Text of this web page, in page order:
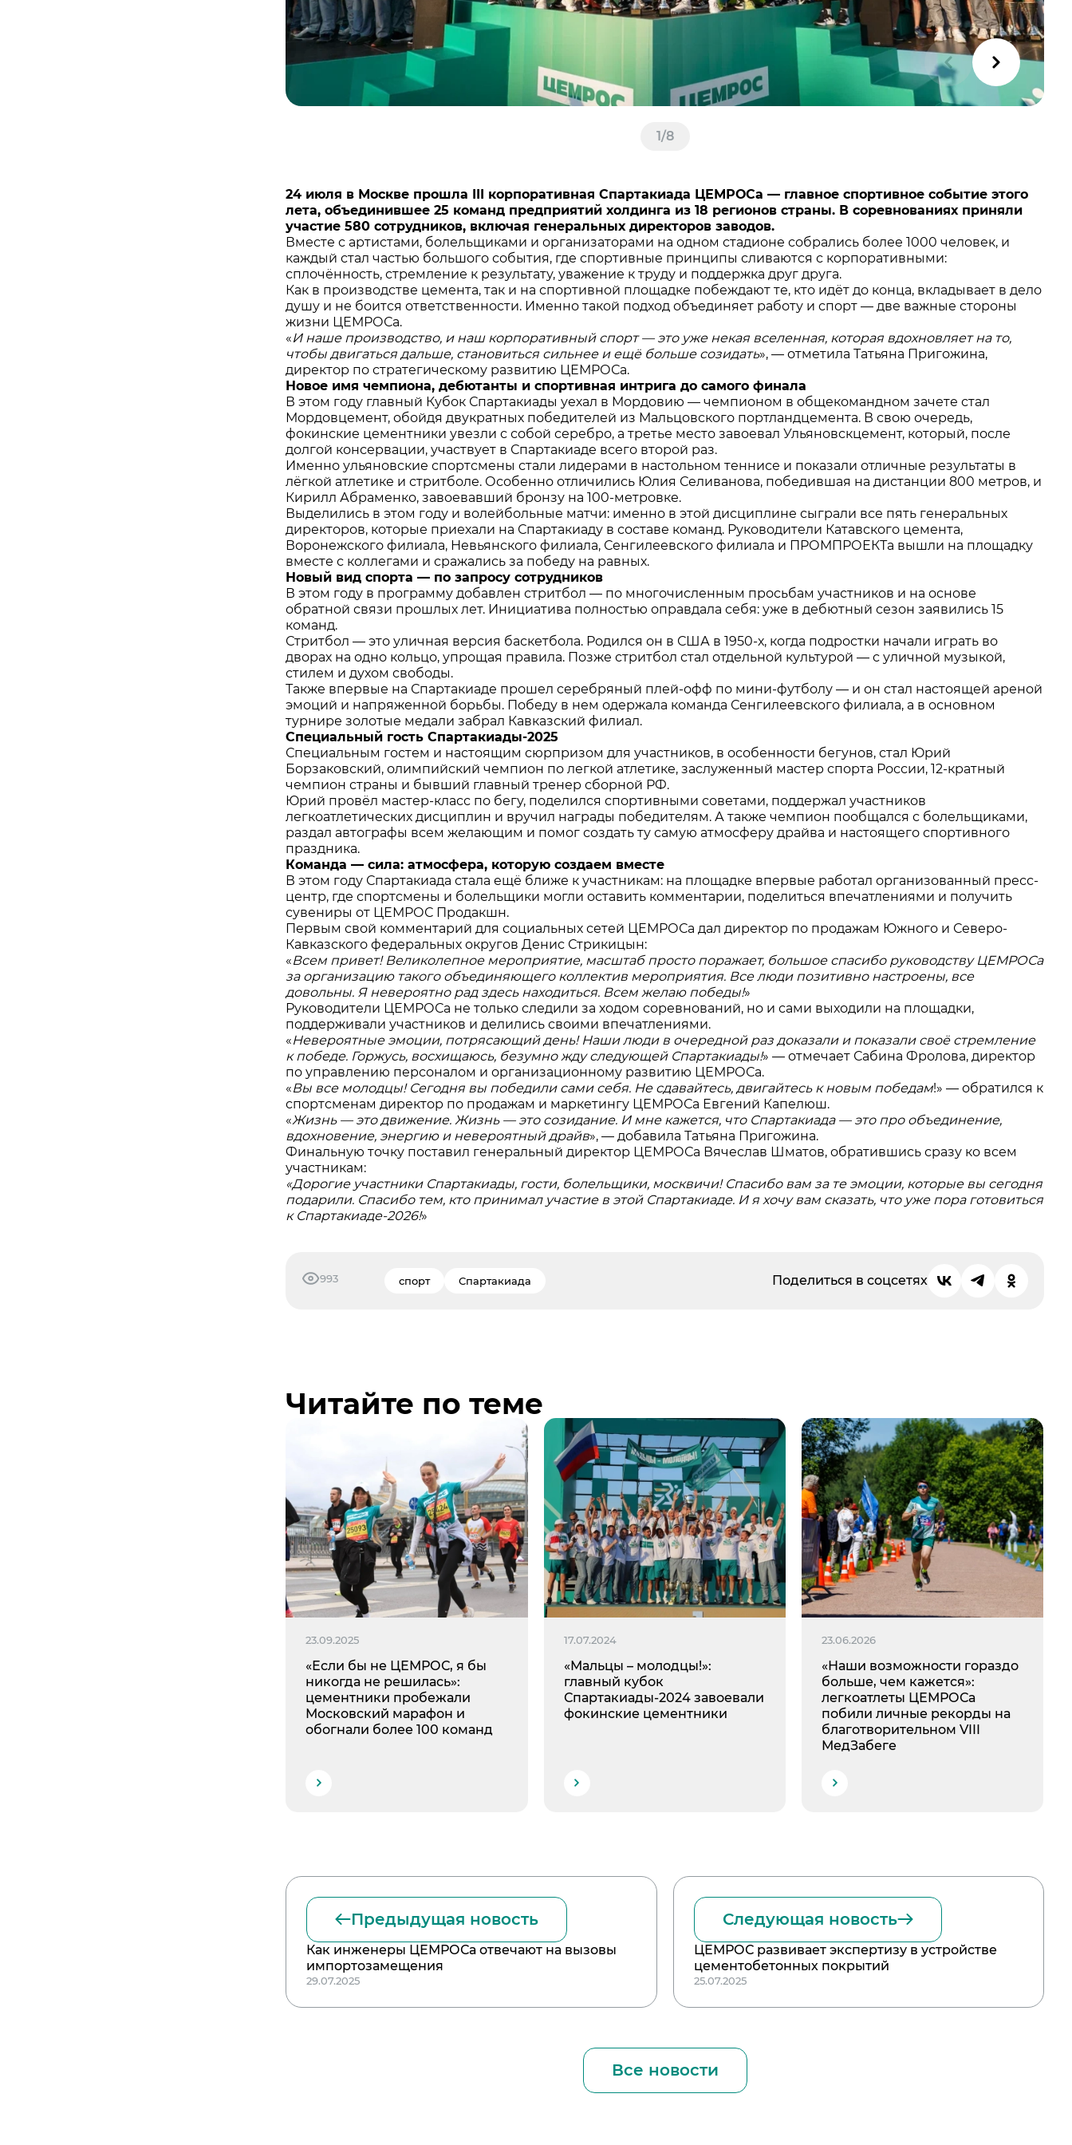
1/8
24 июля в Москве прошла III корпоративная Спартакиада ЦЕМРОСа — главное спортивное событие этого
лета, объединившее 25 команд предприятий холдинга из 18 регионов страны. В соревнованиях приняли
участие 580 сотрудников, включая генеральных директоров заводов.
Вместе с артистами, болельщиками и организаторами на одном стадионе собрались более 1000 человек, и
каждый стал частью большого события, где спортивные принципы сливаются с корпоративными:
сплочённость, стремление к результату, уважение к труду и поддержка друг друга.
Как в производстве цемента, так и на спортивной площадке побеждают те, кто идёт до конца, вкладывает в дело
душу и не боится ответственности. Именно такой подход объединяет работу и спорт — две важные стороны
жизни ЦЕМРОСа.
«И наше производство, и наш корпоративный спорт — это уже некая вселенная, которая вдохновляет на то,
чтобы двигаться дальше, становиться сильнее и ещё больше созидать», — отметила Татьяна Пригожина,
директор по стратегическому развитию ЦЕМРОСа.
Новое имя чемпиона, дебютанты и спортивная интрига до самого финала
В этом году главный Кубок Спартакиады уехал в Мордовию — чемпионом в общекомандном зачете стал
Мордовцемент, обойдя двукратных победителей из Мальцовского портландцемента. В свою очередь,
фокинские цементники увезли с собой серебро, а третье место завоевал Ульяновскцемент, который, после
долгой консервации, участвует в Спартакиаде всего второй раз.
Именно ульяновские спортсмены стали лидерами в настольном теннисе и показали отличные результаты в
лёгкой атлетике и стритболе. Особенно отличились Юлия Селиванова, победившая на дистанции 800 метров, и
Кирилл Абраменко, завоевавший бронзу на 100-метровке.
Выделились в этом году и волейбольные матчи: именно в этой дисциплине сыграли все пять генеральных
директоров, которые приехали на Спартакиаду в составе команд. Руководители Катавского цемента,
Воронежского филиала, Невьянского филиала, Сенгилеевского филиала и ПРОМПРОЕКТа вышли на площадку
вместе с коллегами и сражались за победу на равных.
Новый вид спорта — по запросу сотрудников
В этом году в программу добавлен стритбол — по многочисленным просьбам участников и на основе
обратной связи прошлых лет. Инициатива полностью оправдала себя: уже в дебютный сезон заявились 15
команд.
Стритбол — это уличная версия баскетбола. Родился он в США в 1950-х, когда подростки начали играть во
дворах на одно кольцо, упрощая правила. Позже стритбол стал отдельной культурой — с уличной музыкой,
стилем и духом свободы.
Также впервые на Спартакиаде прошел серебряный плей-офф по мини-футболу — и он стал настоящей ареной
эмоций и напряженной борьбы. Победу в нем одержала команда Сенгилеевского филиала, а в основном
турнире золотые медали забрал Кавказский филиал.
Специальный гость Спартакиады-2025
Специальным гостем и настоящим сюрпризом для участников, в особенности бегунов, стал Юрий
Борзаковский, олимпийский чемпион по легкой атлетике, заслуженный мастер спорта России, 12-кратный
чемпион страны и бывший главный тренер сборной РФ.
Юрий провёл мастер-класс по бегу, поделился спортивными советами, поддержал участников
легкоатлетических дисциплин и вручил награды победителям. А также чемпион пообщался с болельщиками,
раздал автографы всем желающим и помог создать ту самую атмосферу драйва и настоящего спортивного
праздника.
Команда — сила: атмосфера, которую создаем вместе
В этом году Спартакиада стала ещё ближе к участникам: на площадке впервые работал организованный пресс-
центр, где спортсмены и болельщики могли оставить комментарии, поделиться впечатлениями и получить
сувениры от ЦЕМРОС Продакшн.
Первым свой комментарий для социальных сетей ЦЕМРОСа дал директор по продажам Южного и Северо-
Кавказского федеральных округов Денис Стрикицын:
«Всем привет! Великолепное мероприятие, масштаб просто поражает, большое спасибо руководству ЦЕМРОСа
за организацию такого объединяющего коллектив мероприятия. Все люди позитивно настроены, все
довольны. Я невероятно рад здесь находиться. Всем желаю победы!»
Руководители ЦЕМРОСа не только следили за ходом соревнований, но и сами выходили на площадки,
поддерживали участников и делились своими впечатлениями.
«Невероятные эмоции, потрясающий день! Наши люди в очередной раз доказали и показали своё стремление
к победе. Горжусь, восхищаюсь, безумно жду следующей Спартакиады!» — отмечает Сабина Фролова, директор
по управлению персоналом и организационному развитию ЦЕМРОСа.
«Вы все молодцы! Сегодня вы победили сами себя. Не сдавайтесь, двигайтесь к новым победам!» — обратился к
спортсменам директор по продажам и маркетингу ЦЕМРОСа Евгений Капелюш.
«Жизнь — это движение. Жизнь — это созидание. И мне кажется, что Спартакиада — это про объединение,
вдохновение, энергию и невероятный драйв», — добавила Татьяна Пригожина.
Финальную точку поставил генеральный директор ЦЕМРОСа Вячеслав Шматов, обратившись сразу ко всем
участникам:
«Дорогие участники Спартакиады, гости, болельщики, москвичи! Спасибо вам за те эмоции, которые вы сегодня
подарили. Спасибо тем, кто принимал участие в этой Спартакиаде. И я хочу вам сказать, что уже пора готовиться
к Спартакиаде-2026!»
993 спорт Спартакиада Поделиться в соцсетях
Читайте по теме
23.09.2025
«Если бы не ЦЕМРОС, я бы
никогда не решилась»:
цементники пробежали
Московский марафон и
обогнали более 100 команд
17.07.2024
«Мальцы – молодцы!»:
главный кубок
Спартакиады-2024 завоевали
фокинские цементники
23.06.2026
«Наши возможности гораздо
больше, чем кажется»:
легкоатлеты ЦЕМРОСа
побили личные рекорды на
благотворительном VIII
МедЗабеге
Предыдущая новость
Как инженеры ЦЕМРОСа отвечают на вызовы
импортозамещения
29.07.2025
Следующая новость
ЦЕМРОС развивает экспертизу в устройстве
цементобетонных покрытий
25.07.2025
Все новости